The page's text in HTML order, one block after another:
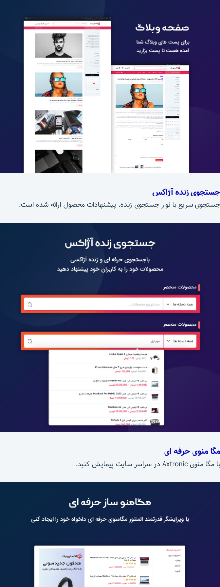
جستجوی زنده آژاکس
جستجوی سریع با نوار جستجوی زنده. پیشنهادات محصول ارائه شده است.
مگا منوی حرفه ای
با مگا منوی Axtronic در سراسر سایت پیمایش کنید.